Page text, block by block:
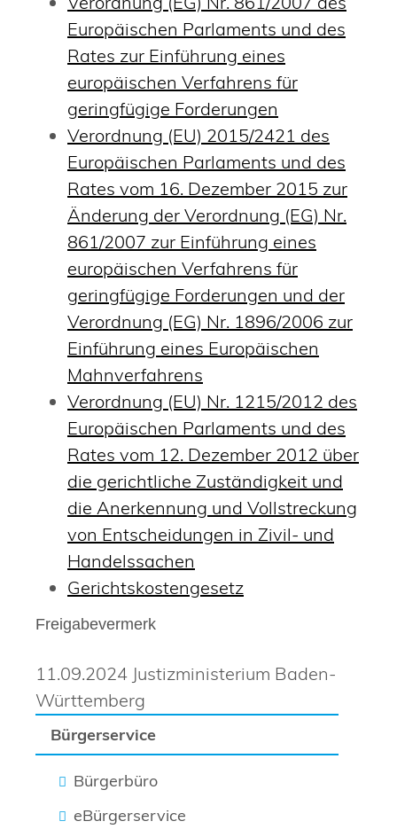
Bürgerservice
Bürgerbüro
eBürgerservice
Europäischen Parlaments und des
Rates zur Einführung eines
europäischen Verfahrens für
geringfügige Forderungen
Verordnung (EU) 2015/2421 des
Europäischen Parlaments und des
Rates vom 16. Dezember 2015 zur
Änderung der Verordnung (EG) Nr.
861/2007 zur Einführung eines
europäischen Verfahrens für
geringfügige Forderungen und der
Verordnung (EG) Nr. 1896/2006 zur
Einführung eines Europäischen
Mahnverfahrens
Verordnung (EU) Nr. 1215/2012 des
Europäischen Parlaments und des
Rates vom 12. Dezember 2012 über
die gerichtliche Zuständigkeit und
die Anerkennung und Vollstreckung
von Entscheidungen in Zivil- und
Handelssachen
Gerichtskostengesetz
Freigabevermerk
11.09.2024 Justizministerium Baden-
Württemberg